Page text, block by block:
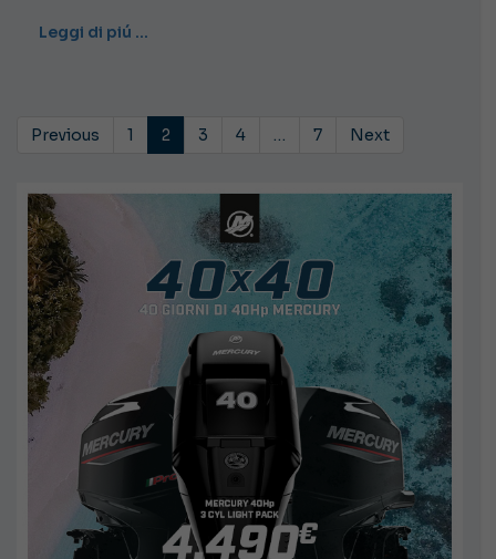
Leggi di piú …
Previous 1 2 3 4 … 7 Next